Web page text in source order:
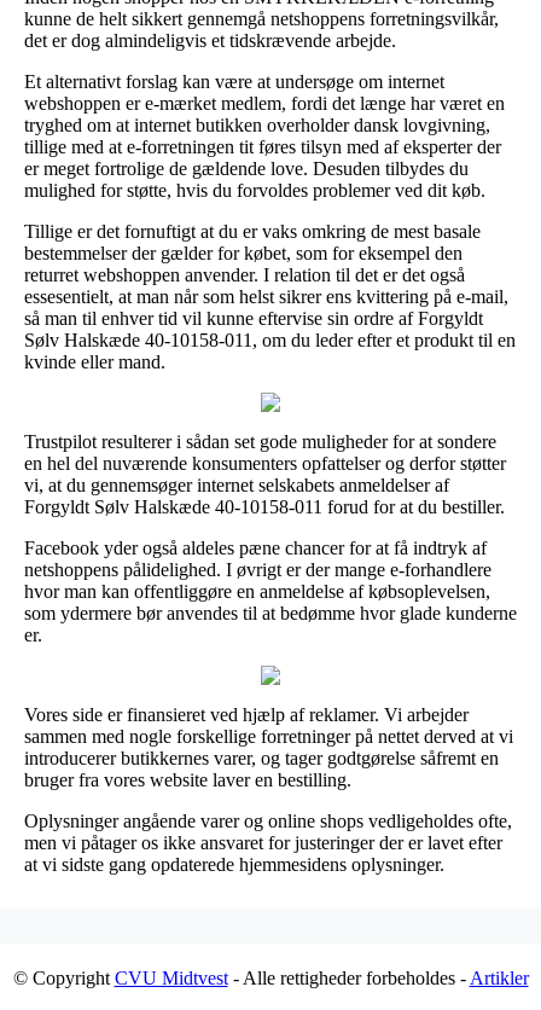
kunne de helt sikkert gennemgå netshoppens forretningsvilkår,
det er dog almindeligvis et tidskrævende arbejde.
Et alternativt forslag kan være at undersøge om internet
webshoppen er e-mærket medlem, fordi det længe har været en
tryghed om at internet butikken overholder dansk lovgivning,
tillige med at e-forretningen tit føres tilsyn med af eksperter der
er meget fortrolige de gældende love. Desuden tilbydes du
mulighed for støtte, hvis du forvoldes problemer ved dit køb.
Tillige er det fornuftigt at du er vaks omkring de mest basale
bestemmelser der gælder for købet, som for eksempel den
returret webshoppen anvender. I relation til det er det også
essesentielt, at man når som helst sikrer ens kvittering på e-mail,
så man til enhver tid vil kunne eftervise sin ordre af Forgyldt
Sølv Halskæde 40-10158-011, om du leder efter et produkt til en
kvinde eller mand.
Trustpilot resulterer i sådan set gode muligheder for at sondere
en hel del nuværende konsumenters opfattelser og derfor støtter
vi, at du gennemsøger internet selskabets anmeldelser af
Forgyldt Sølv Halskæde 40-10158-011 forud for at du bestiller.
Facebook yder også aldeles pæne chancer for at få indtryk af
netshoppens pålidelighed. I øvrigt er der mange e-forhandlere
hvor man kan offentliggøre en anmeldelse af købsoplevelsen,
som ydermere bør anvendes til at bedømme hvor glade kunderne
er.
Vores side er finansieret ved hjælp af reklamer. Vi arbejder
sammen med nogle forskellige forretninger på nettet derved at vi
introducerer butikkernes varer, og tager godtgørelse såfremt en
bruger fra vores website laver en bestilling.
Oplysninger angående varer og online shops vedligeholdes ofte,
men vi påtager os ikke ansvaret for justeringer der er lavet efter
at vi sidste gang opdaterede hjemmesidens oplysninger.
© Copyright CVU Midtvest- Alle rettigheder forbeholdes - Artikler